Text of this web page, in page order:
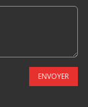
ENVOYER